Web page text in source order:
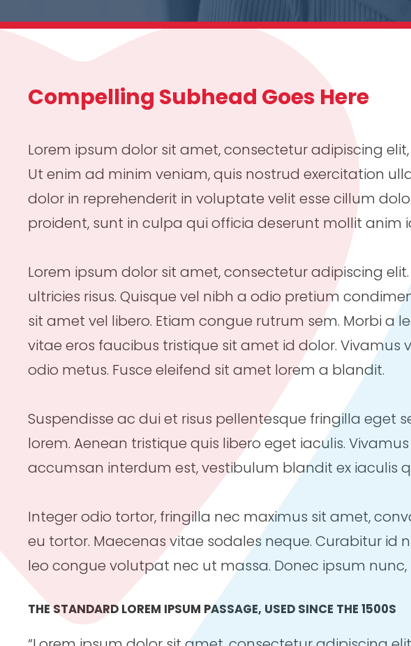
Compelling Subhead Goes Here
Lorem ipsum dolor sit amet, consectetur adipiscing
Ut enim ad minim veniam, quis nostrud exercitation
dolor in reprehenderit in voluptate velit esse cillum
proident, sunt in culpa qui officia deserunt mollit anim
Lorem ipsum dolor sit amet, consectetur adipiscing
ultricies risus. Quisque vel nibh a odio pretium
sit amet vel libero. Etiam congue rutrum sem. Morbi a
vitae eros faucibus tristique sit amet id dolor. Vivamus
odio metus. Fusce eleifend sit amet lorem a blandit.
Suspendisse ac dui et risus pellentesque fringilla eget
lorem. Aenean tristique quis libero eget iaculis. Vivamus
accumsan interdum est, vestibulum blandit ex iaculis
Integer odio tortor, fringilla nec maximus sit amet,
eu tortor. Maecenas vitae sodales neque. Curabitur id
leo congue volutpat nec ut massa. Donec ipsum nunc,
THE STANDARD LOREM IPSUM PASSAGE, USED SINCE THE 1500S